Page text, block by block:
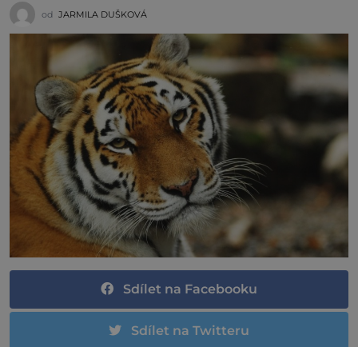
od JARMILA DUŠKOVÁ
Sdílet na Facebooku
Sdílet na Twitteru